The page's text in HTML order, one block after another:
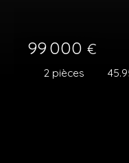
99 000 €
2 pièces